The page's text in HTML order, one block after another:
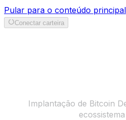
Pular para o conteúdo principal
Conectar carteira
Implantação de Bitcoin